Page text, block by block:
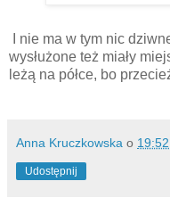
I nie ma w tym nic
wysłużone też miały
leżą na półce, bo
Anna Kruczkowska o
Udostępnij